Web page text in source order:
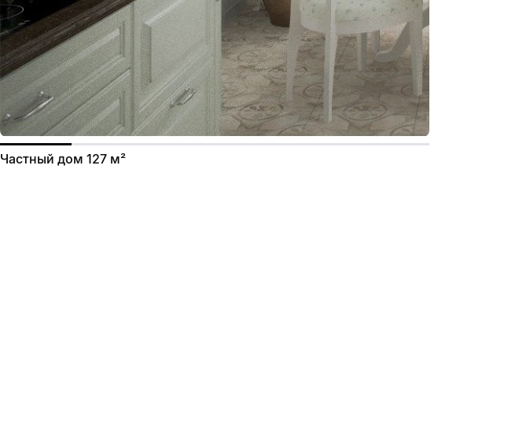
Частный дом 127 м²